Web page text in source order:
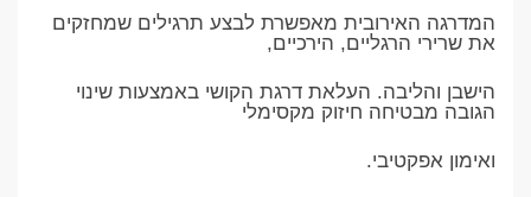
המדרגה האירובית מאפשרת לבצע תרגילים שמחזקים
את שרירי הרגליים, הירכיים,
הישבן והליבה. העלאת דרגת הקושי באמצעות שינוי
הגובה מבטיחה חיזוק מקסימלי
ואימון אפקטיבי.